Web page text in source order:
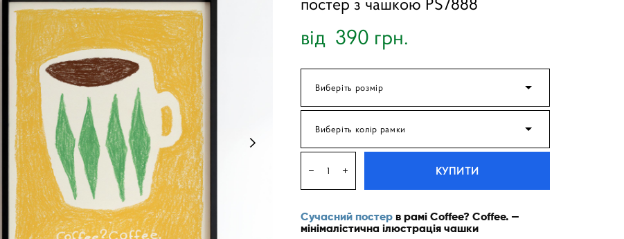
постер з чашкою PS7888
від 390 грн.
Виберіть розмір
Виберіть колір рамки
КУПИТИ
Сучасний постерв рамі Coffee? Coffee. —
мінімалістична ілюстрація чашки